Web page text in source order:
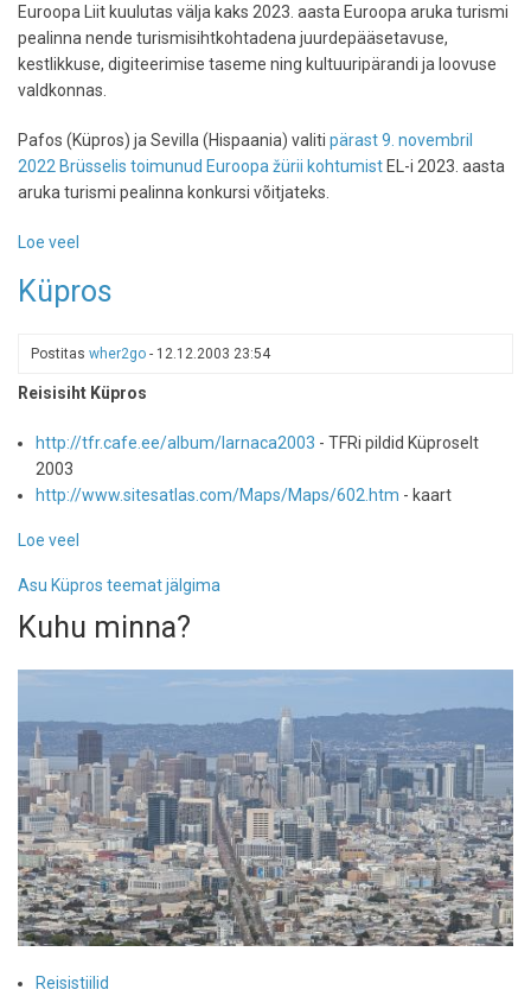
Euroopa Liit kuulutas välja kaks 2023. aasta Euroopa aruka turismi
pealinna nende turismisihtkohtadena juurdepääsetavuse,
kestlikkuse, digiteerimise taseme ning kultuuripärandi ja loovuse
valdkonnas.
Pafos (Küpros) ja Sevilla (Hispaania) valiti pärast 9. novembril
2022 Brüsselis toimunud Euroopa žürii kohtumist EL-i 2023. aasta
aruka turismi pealinna konkursi võitjateks.
Loe veel
aasta
nutika
pealinnad
Küpros
Postitas wher2go - 12.12.2003 23:54
Reisisiht Küpros
http://tfr.cafe.ee/album/larnaca2003 - TFRi pildid Küproselt
2003
http://www.sitesatlas.com/Maps/Maps/602.htm - kaart
Loe veel
Asu Küpros teemat jälgima
Kuhu minna?
Reisistiilid